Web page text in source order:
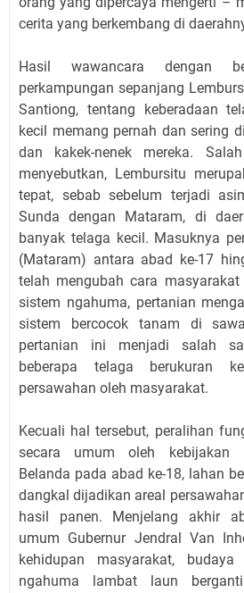
cerita yang berkembang di
Hasil wawancara dengan
perkampungan sepanjang
Santiong, tentang keberadaan
kecil memang pernah dan sering
dan kakek-nenek mereka.
menyebutkan, Lembursitu
tepat, sebab sebelum terjadi
Sunda dengan Mataram, di
banyak telaga kecil. Masuknya
(Mataram) antara abad ke-17
telah mengubah cara
sistem ngahuma, pertanian
sistem bercocok tanam di
pertanian ini menjadi salah
beberapa telaga berukuran
persawahan oleh masyarakat.
Kecuali hal tersebut, peralihan
secara umum oleh kebijakan
Belanda pada abad ke-18, lahan
dangkal dijadikan areal
hasil panen. Menjelang akhir
umum Gubernur Jendral Van
kehidupan masyarakat,
ngahuma lambat laun